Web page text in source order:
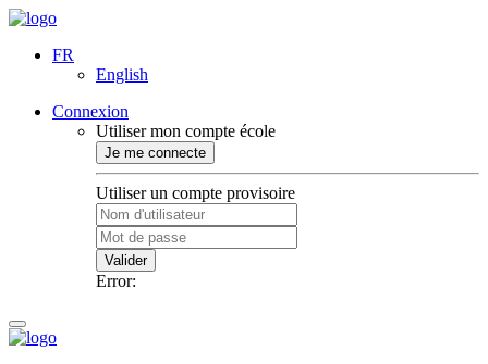
FR
English
Connexion
Utiliser mon compte école
Je me connecte
Utiliser un compte provisoire
Valider
Error: